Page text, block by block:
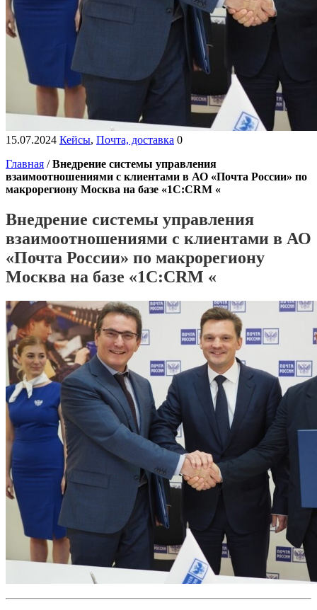
15.07.2024 Кейсы, Почта, доставка 0
Главная /Внедрение системы управления
взаимоотношениями с клиентами в АО «Почта России» по
макрорегиону Москва на базе «1С:CRM «
Внедрение системы управления
взаимоотношениями с клиентами в АО
«Почта России» по макрорегиону
Москва на базе «1С:CRM «